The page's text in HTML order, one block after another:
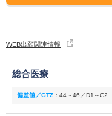
WEB出願関連情報
総合医療
偏差値／GTZ ： 44～46／D1～C2